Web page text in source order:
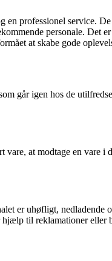
professionel service.
personale. Det
at skabe gode
går igen hos de
at modtage en vare
er uhøfligt,
til reklamationer eller